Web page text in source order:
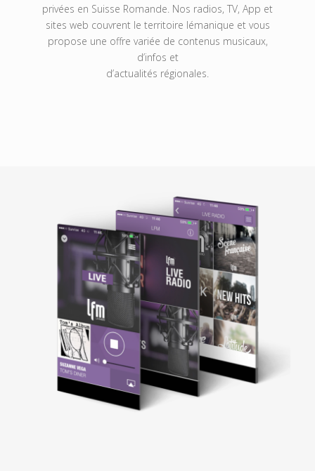
privées en Suisse Romande. Nos radios, TV, App et
sites web couvrent le territoire lémanique et vous
propose une offre variée de contenus musicaux,
d’infos et
d’actualités régionales.